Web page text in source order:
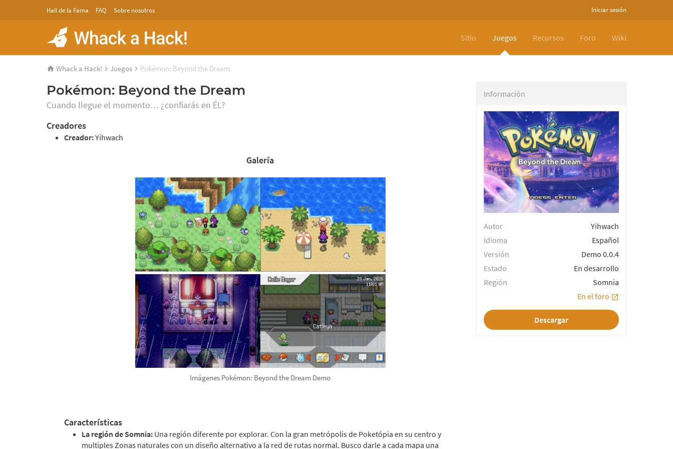
Hall de la Fama FAQ Sobre nosotros Iniciar sesión
Sitio Juegos Recursos Foro Wiki
Whack a Hack! Juegos Pokémon: Beyond the Dream
Pokémon: Beyond the Dream
Cuando llegue el momento… ¿confiarás en ÉL?
Creadores
Creador:Yihwach
Galería
Imágenes Pokémon: Beyond the Dream Demo
Características
La región de Somnia: Una región diferente por explorar. Con la gran metrópolis de Poketópia en su centro y
multiples Zonas naturales con un diseño alternativo a la red de rutas normal. Busco darle a cada mapa una
Información
Autor
Yihwach
Idioma
Español
Versión
Demo 0.0.4
Estado
En desarrollo
Región
Somnia
En el foro
Descargar